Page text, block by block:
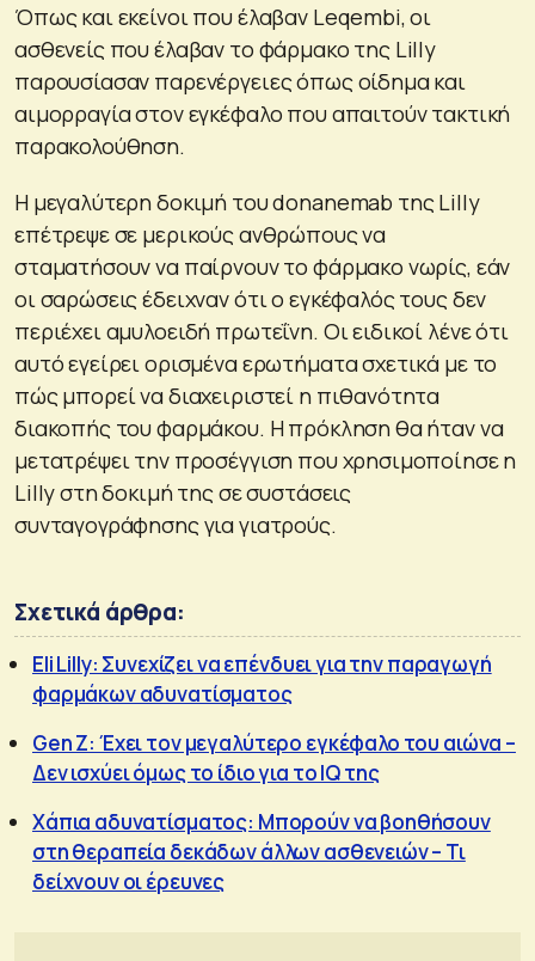
Όπως και εκείνοι που έλαβαν Leqembi, οι
ασθενείς που έλαβαν το φάρμακο της Lilly
παρουσίασαν παρενέργειες όπως οίδημα και
αιμορραγία στον εγκέφαλο που απαιτούν τακτική
παρακολούθηση.
Η μεγαλύτερη δοκιμή του donanemab της Lilly
επέτρεψε σε μερικούς ανθρώπους να
σταματήσουν να παίρνουν το φάρμακο νωρίς, εάν
οι σαρώσεις έδειχναν ότι ο εγκέφαλός τους δεν
περιέχει αμυλοειδή πρωτεΐνη. Οι ειδικοί λένε ότι
αυτό εγείρει ορισμένα ερωτήματα σχετικά με το
πώς μπορεί να διαχειριστεί η πιθανότητα
διακοπής του φαρμάκου. Η πρόκληση θα ήταν να
μετατρέψει την προσέγγιση που χρησιμοποίησε η
Lilly στη δοκιμή της σε συστάσεις
συνταγογράφησης για γιατρούς.
Σχετικά άρθρα:
Eli Lilly: Συνεχίζει να επένδυει για την παραγωγή
φαρμάκων αδυνατίσματος
Gen Z: Έχει τον μεγαλύτερο εγκέφαλο του αιώνα –
Δεν ισχύει όμως το ίδιο για το IQ της
Χάπια αδυνατίσματος: Μπορούν να βοηθήσουν
στη θεραπεία δεκάδων άλλων ασθενειών – Τι
δείχνουν οι έρευνες